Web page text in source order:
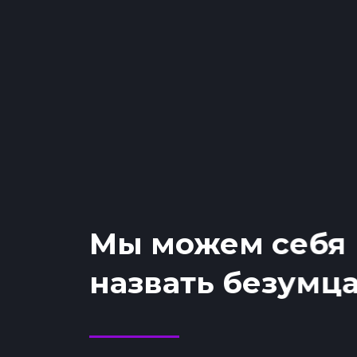
Мы можем себя
назвать